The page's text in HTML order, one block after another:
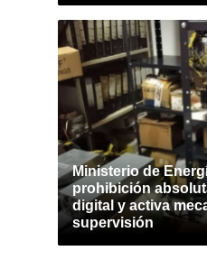
Ministerio de
prohibición
digital y activa
supervisión